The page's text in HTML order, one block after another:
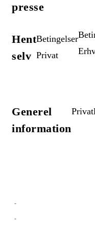
presse
Hent
selv
Betingelser
Privat
Generel
information